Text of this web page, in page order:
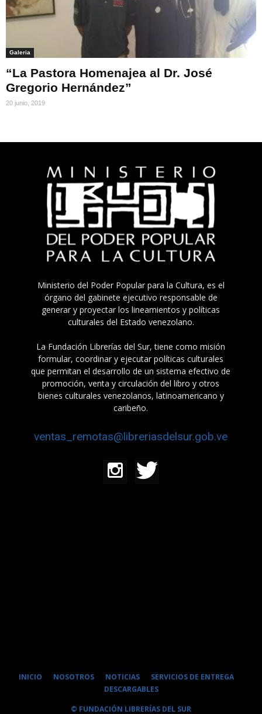
Galeria
“La Pastora Homenajea al Dr. José
Gregorio Hernández”
20 junio, 2019
Ministerio del Poder Popular para la Cultura, es el
órgano del gabinete ejecutivo responsable de
generar y proyectar los lineamientos y políticas
culturales del Estado venezolano.
La Fundación Librerías del Sur, tiene como misión
formular, coordinar y ejecutar políticas culturales
que permitan el desarrollo de un sistema efectivo de
promoción, venta y circulación del libro y otros
bienes culturales venezolanos, latinoamericano y
caribeño.
ventas_remotas@libreriasdelsur.gob.ve
INICIO NOSOTROS NOTICIAS
SERVICIOS DE ENTREGA
DESCARGABLES
© FUNDACIÓN LIBRERÍAS DEL SUR